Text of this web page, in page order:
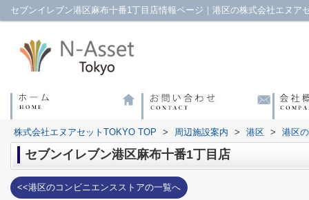
セブンイレブン港区麻布十番1丁目店情報ページ｜港区の株式会社エヌア
株式会社エヌアセットTOKYO TOP > 周辺施設案内 > 港区 > 港区
セブンイレブン港区麻布十番1丁目店
<<港区のコンビニエンスストアの一覧へ